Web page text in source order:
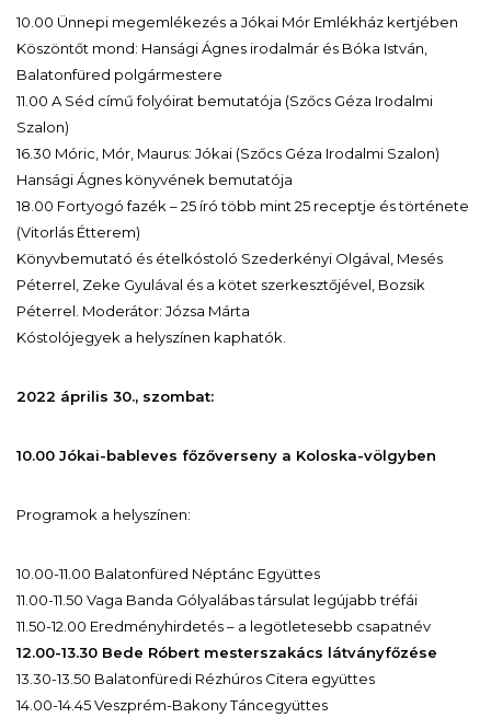
10.00 Ünnepi megemlékezés a Jókai Mór Emlékház kertjében
Köszöntőt mond: Hansági Ágnes irodalmár és Bóka István,
Balatonfüred polgármestere
11.00 A Séd című folyóirat bemutatója (Szőcs Géza Irodalmi
Szalon)
16.30 Móric, Mór, Maurus: Jókai (Szőcs Géza Irodalmi Szalon)
Hansági Ágnes könyvének bemutatója
18.00 Fortyogó fazék – 25 író több mint 25 receptje és története
(Vitorlás Étterem)
Könyvbemutató és ételkóstoló Szederkényi Olgával, Mesés
Péterrel, Zeke Gyulával és a kötet szerkesztőjével, Bozsik
Péterrel. Moderátor: Józsa Márta
Kóstolójegyek a helyszínen kaphatók.
2022 április 30., szombat:
10.00 Jókai-bableves főzőverseny a Koloska-völgyben
Programok a helyszínen:
10.00-11.00 Balatonfüred Néptánc Együttes
11.00-11.50 Vaga Banda Gólyalábas társulat legújabb tréfái
11.50-12.00 Eredményhirdetés – a legötletesebb csapatnév
12.00-13.30 Bede Róbert mesterszakács látványfőzése
13.30-13.50 Balatonfüredi Rézhúros Citera együttes
14.00-14.45 Veszprém-Bakony Táncegyüttes